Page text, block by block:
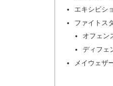
エキシビシ
ファイトス
オフェン
ディフェ
メイウェザ